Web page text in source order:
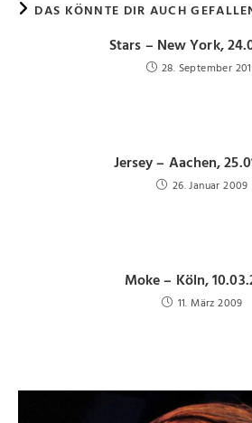
DAS KÖNNTE DIR AUCH
Stars – New York,
28. September
Jersey – Aachen,
26. Januar 2009
Moke – Köln,
11. März 2009